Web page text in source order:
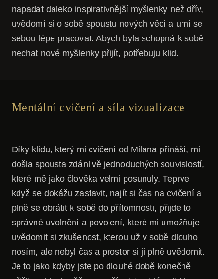
napadat daleko inspirativnější myšlenky než dřív,
uvědomí si o sobě spoustu nových věcí a umí se
sebou lépe pracovat. Abych byla schopná k sobě
nechat nové myšlenky přijít, potřebuju klid.
Mentální cvičení a síla vizualizace
Díky klidu, který mi cvičení od Milana přináší, mi
došla spousta zdánlivě jednoduchých souvislostí,
které mě jako člověka velmi posunuly. Teprve
když se dokážu zastavit, najít si čas na cvičení a
plně se obrátit k sobě do přítomnosti, přijde to
správné uvolnění a povolení, které mi umožňuje
uvědomit si zkušenost, kterou už v sobě dlouho
nosím, ale nebyl čas a prostor si ji plně uvědomit.
Je to jako kdyby jste po dlouhé době konečně